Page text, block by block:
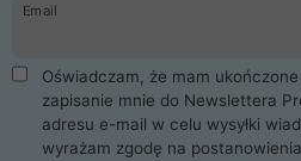
Email
Oświadczam, że mam
zapisanie mnie do Newslettera
adresu e-mail w celu wysyłki
wyrażam zgodę na postanowienia